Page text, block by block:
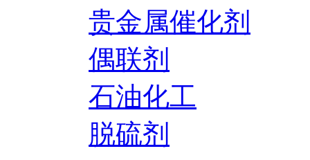
贵金属催化剂
偶联剂
石油化工
脱硫剂